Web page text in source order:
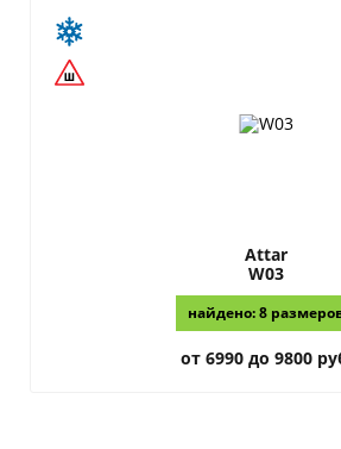
Attar
W03
найдено: 8
от 6990 до 9800